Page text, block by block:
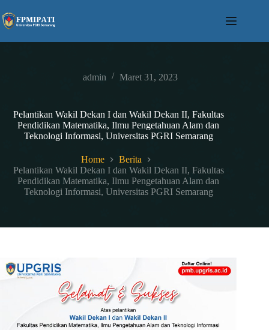
to
content
admin Maret 31, 2023
Pelantikan Wakil Dekan I dan Wakil Dekan II, Fakultas
Pendidikan Matematika, Ilmu Pengetahuan Alam dan
Teknologi Informasi, Universitas PGRI Semarang
Home
Berita
Pelantikan Wakil Dekan I dan Wakil Dekan II, Fakultas
Pendidikan Matematika, Ilmu Pengetahuan Alam dan
Teknologi Informasi, Universitas PGRI Semarang